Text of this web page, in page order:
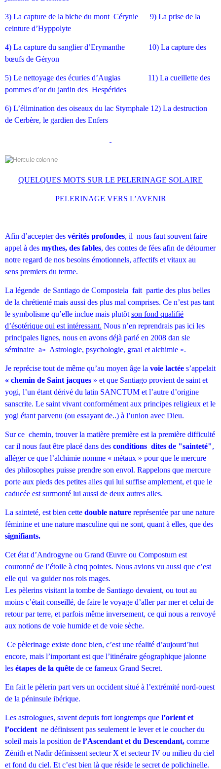
3) La capture de la biche du mont Cérynie 9) La prise de la
ceinture d’Hyppolyte
4) La capture du sanglier d’Erymanthe 10) La capture des
bœufs de Géryon
5) Le nettoyage des écuries d’Augias 11) La cueillette des
pommes d’or du jardin des Hespérides
6) L’élimination des oiseaux du lac Stymphale 12) La destruction
de Cerbère, le gardien des Enfers
QUELQUES MOTS SUR LE PELERINAGE SOLAIRE
PELERINAGE VERS L’AVENIR
Afin d’accepter des vérités profondes, il nous faut souvent faire
appel à des mythes, des fables, des contes de fées afin de détourner
notre regard de nos besoins émotionnels, affectifs et vitaux au
sens premiers du terme.
La légende de Santiago de Compostela fait partie des plus belles
de la chrétienté mais aussi des plus mal comprises. Ce n’est pas tant
le symbolisme qu’elle inclue mais plutôt son fond qualifié
d’ésotérique qui est intéressant. Nous n’en reprendrais pas ici les
principales lignes, nous en avons déjà parlé en 2008 dan sle
séminaire a« Astrologie, psychologie, graal et alchimie ».
Je reprécise tout de même qu’au moyen âge la voie lactée s’appelait
« chemin de Saint jacques » et que Santiago provient de saint et
yogi, l’un étant dérivé du latin SANCTUM et l’autre d’origine
sanscrite. Le saint vivant conformément aux principes religieux et le
yogi étant parvenu (ou essayant de..) à l’union avec Dieu.
Sur ce chemin, trouver la matière première est la première difficulté
car il nous faut être placé dans des conditions dites de "sainteté",
alléger ce que l’alchimie nomme « métaux » pour que le mercure
des philosophes puisse prendre son envol. Rappelons que mercure
porte aux pieds des petites ailes qui lui suffise amplement, et que le
caducée est surmonté lui aussi de deux autres ailes.
La sainteté, est bien cette double nature représentée par une nature
féminine et une nature masculine qui ne sont, quant à elles, que des
signifiants.
Cet état d’Androgyne ou Grand Œuvre ou Compostum est
couronné de l’étoile à cinq pointes. Nous avions vu aussi que c’est
elle qui va guider nos rois mages.
Les pèlerins visitant la tombe de Santiago devaient, ou tout au
moins c’était conseillé, de faire le voyage d’aller par mer et celui de
retour par terre, et parfois même inversement, ce qui nous a renvoyé
aux notions de voie humide et de voie sèche.
Ce pèlerinage existe donc bien, c’est une réalité d’aujourd’hui
encore, mais l’important est que l’itinéraire géographique jalonne
les étapes de la quête de ce fameux Grand Secret.
En fait le pèlerin part vers un occident situé à l’extrémité nord-ouest
de la péninsule ibérique.
Les astrologues, savent depuis fort longtemps que l’orient et
l’occident ne définissent pas seulement le lever et le coucher du
soleil mais la position de l’Ascendant et du Descendant, comme
Zénith et Nadir définissent secteur X et secteur IV ou milieu du ciel
et fond du ciel. Et c’est bien là que réside le secret de polichinelle.